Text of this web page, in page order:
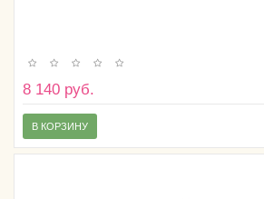
8 140 руб.
В КОРЗИНУ